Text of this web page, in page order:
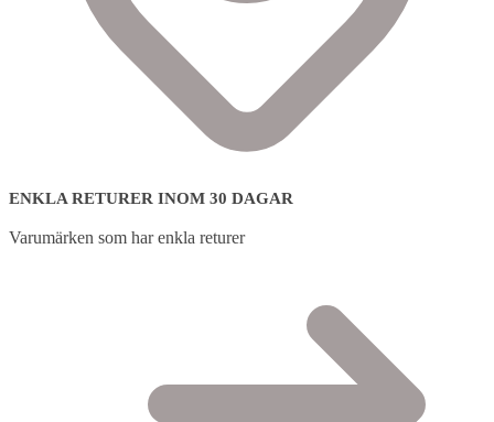
ENKLA RETURER INOM 30 DAGAR
Varumärken som har enkla returer